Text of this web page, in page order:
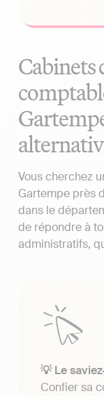
Cabinets
Vous cherchez
Gartempe près
dans le
de répondre à
administratifs,
💡 Le
Confier sa